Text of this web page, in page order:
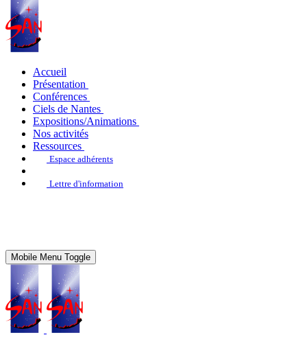
Accueil
Présentation
Conférences
Ciels de Nantes
Expositions/Animations
Nos activités
Ressources
Espace adhérents
Lettre d'information
Mobile Menu Toggle